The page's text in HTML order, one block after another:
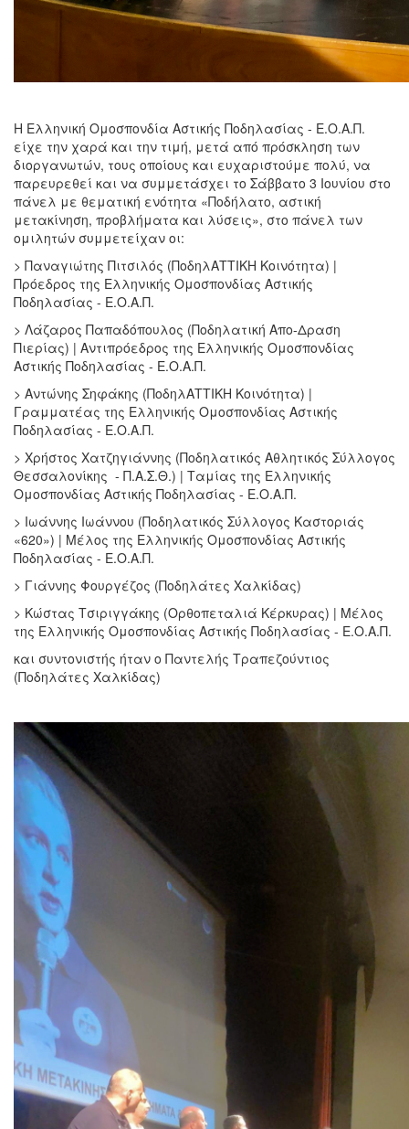
Η Ελληνική Ομοσπονδία Αστικής Ποδηλασίας - Ε.Ο.Α.Π.
είχε την χαρά και την τιμή, μετά από πρόσκληση των
διοργανωτών, τους οποίους και ευχαριστούμε πολύ, να
παρευρεθεί και να συμμετάσχει το Σάββατο 3 Ιουνίου στο
πάνελ με θεματική ενότητα «Ποδήλατο, αστική
μετακίνηση, προβλήματα και λύσεις», στο πάνελ των
ομιλητών συμμετείχαν οι:
> Παναγιώτης Πιτσιλός (ΠοδηλΑΤΤΙΚΗ Κοινότητα) |
Πρόεδρος της Ελληνικής Ομοσπονδίας Αστικής
Ποδηλασίας - Ε.Ο.Α.Π.
> Λάζαρος Παπαδόπουλος (Ποδηλατική Απο-Δραση
Πιερίας) | Αντιπρόεδρος της Ελληνικής Ομοσπονδίας
Αστικής Ποδηλασίας - Ε.Ο.Α.Π.
> Αντώνης Σηφάκης (ΠοδηλΑΤΤΙΚΗ Κοινότητα) |
Γραμματέας της Ελληνικής Ομοσπονδίας Αστικής
Ποδηλασίας - Ε.Ο.Α.Π.
> Χρήστος Χατζηγιάννης (Ποδηλατικός Αθλητικός Σύλλογος
Θεσσαλονίκης - Π.Α.Σ.Θ.) | Ταμίας της Ελληνικής
Ομοσπονδίας Αστικής Ποδηλασίας - Ε.Ο.Α.Π.
> Ιωάννης Ιωάννου (Ποδηλατικός Σύλλογος Καστοριάς
«620») | Μέλος της Ελληνικής Ομοσπονδίας Αστικής
Ποδηλασίας - Ε.Ο.Α.Π.
> Γιάννης Φουργέζος (Ποδηλάτες Χαλκίδας)
> Κώστας Τσιριγγάκης (Ορθοπεταλιά Κέρκυρας) | Μέλος
της Ελληνικής Ομοσπονδίας Αστικής Ποδηλασίας - Ε.Ο.Α.Π.
και συντονιστής ήταν ο Παντελής Τραπεζούντιος
(Ποδηλάτες Χαλκίδας)